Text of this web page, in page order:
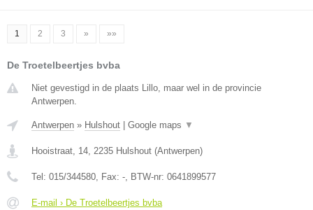
1 2 3 » »»
De Troetelbeertjes bvba
Niet gevestigd in de plaats Lillo, maar wel in de provincie
Antwerpen.
Antwerpen » Hulshout Google maps ▼
Hooistraat, 14, 2235 Hulshout (Antwerpen)
Tel: 015/344580, Fax: -, BTW-nr: 0641899577
E-mail › De Troetelbeertjes bvba